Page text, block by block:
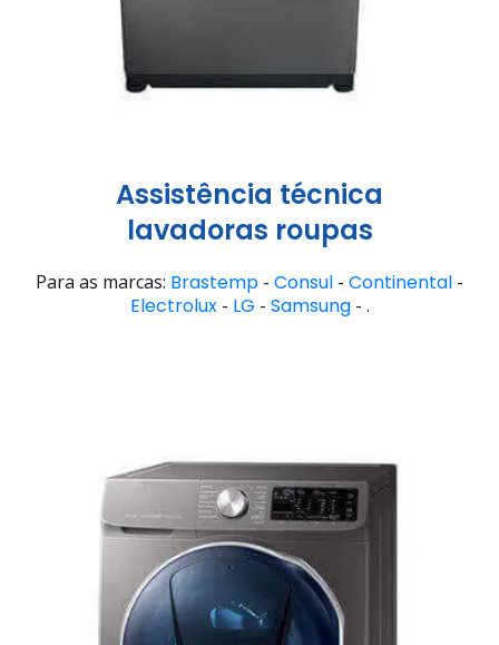
Assistência técnica
lavadoras roupas
Para as marcas: Brastemp - Consul - Continental -
Electrolux- LG - Samsung- .